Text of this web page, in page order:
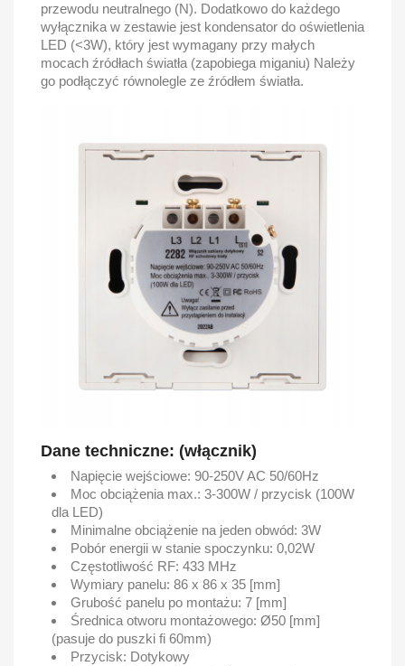
przewodu neutralnego (N). Dodatkowo do każdego
wyłącznika w zestawie jest kondensator do oświetlenia
LED (<3W), który jest wymagany przy małych
mocach źródłach światła (zapobiega miganiu) Należy
go podłączyć równolegle ze źródłem światła.
Dane techniczne: (włącznik)
Napięcie wejściowe: 90-250V AC 50/60Hz
Moc obciążenia max.: 3-300W / przycisk (100W
dla LED)
Minimalne obciążenie na jeden obwód: 3W
Pobór energii w stanie spoczynku: 0,02W
Częstotliwość RF: 433 MHz
Wymiary panelu: 86 x 86 x 35 [mm]
Grubość panelu po montażu: 7 [mm]
Średnica otworu montażowego: Ø50 [mm]
(pasuje do puszki fi 60mm)
Przycisk: Dotykowy